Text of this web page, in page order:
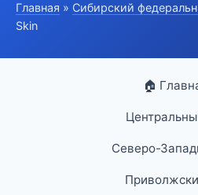
Главная » Сибирский
Skin
🏠
Северо-